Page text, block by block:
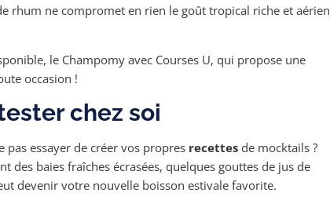
rhum ne compromet en rien le goût tropical riche et aérien
le Champomy avec Courses U, qui propose une
occasion !
chez soi
pas essayer de créer vos propres recettes de mocktails ?
des baies fraîches écrasées, quelques gouttes de jus de
devenir votre nouvelle boisson estivale favorite.